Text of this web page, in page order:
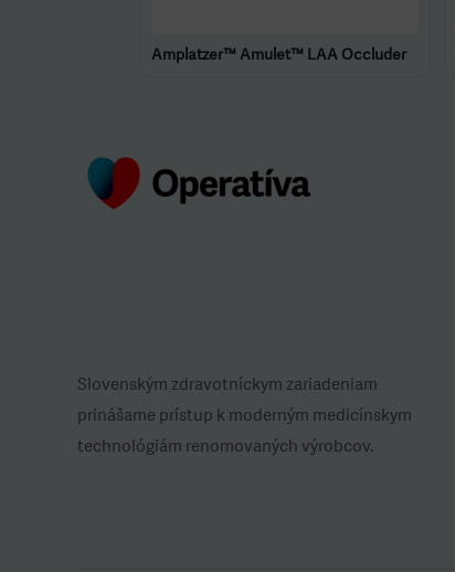
Amplatzer™ Amulet™ LAA Occluder
Slovenským zdravotníckym zariadeniam
prinášame prístup k moderným medicínskym
technológiám renomovaných výrobcov.